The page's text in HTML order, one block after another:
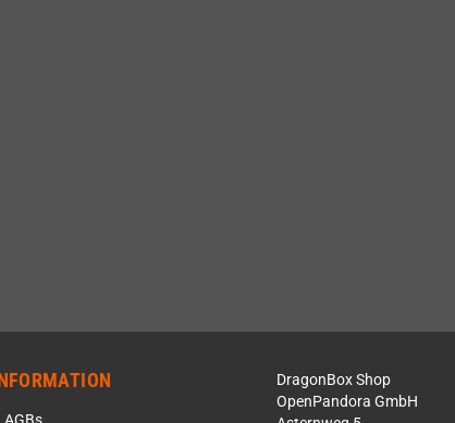
DragonBox Shop
OpenPandora GmbH